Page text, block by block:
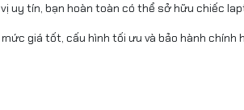
uy tín, bạn hoàn toàn có thể sở hữu chiếc
giá tốt, cấu hình tối ưu và bảo hành